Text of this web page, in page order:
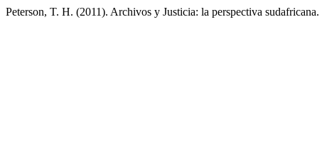
Peterson, T. H. (2011). Archivos y Justicia: la perspectiva sudafricana.